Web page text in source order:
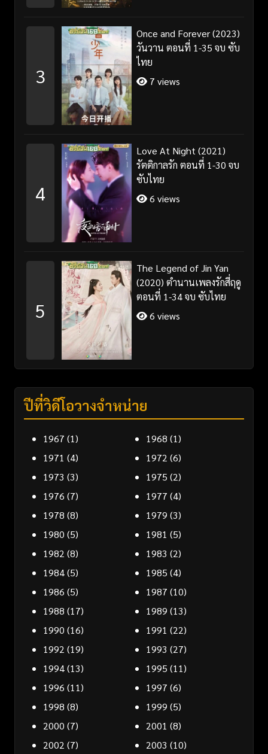
3
Once and Forever (2023)
วันวาน ตอนที่ 1-35 จบ ซับ
ไทย
7 views
4
Love At Night (2021)
รัตติกาลรัก ตอนที่ 1-30 จบ
ซับไทย
6 views
5
The Legend of Jin Yan
(2020) ตำนานเพลงรักสี่ฤดู
ตอนที่ 1-34 จบ ซับไทย
6 views
ปีที่วิดีโอวางจำหน่าย
1967 (1) 1968 (1)
1971 (4) 1972 (6)
1973 (3) 1975 (2)
1976 (7) 1977 (4)
1978 (8) 1979 (3)
1980 (5) 1981 (5)
1982 (8) 1983 (2)
1984(5) 1985 (4)
1986 (5) 1987 (10)
1988 (17) 1989 (13)
1990 (16) 1991 (22)
1992 (19) 1993 (27)
1994(13) 1995 (11)
1996 (11) 1997 (6)
1998 (8) 1999 (5)
2000 (7) 2001 (8)
2002 (7) 2003 (10)